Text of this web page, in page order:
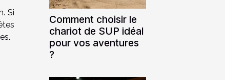
Si
Comment choisir le
chariot de SUP idéal
pour vos aventures
?